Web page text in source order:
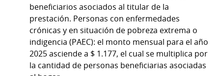
beneficiarios asociados al titular de la
prestación. Personas con enfermedades
crónicas y en situación de pobreza extrema o
indigencia (PAEC): el monto mensual para el año
2025 asciende a $ 1.177, el cual se multiplica por
la cantidad de personas beneficiarias asociadas